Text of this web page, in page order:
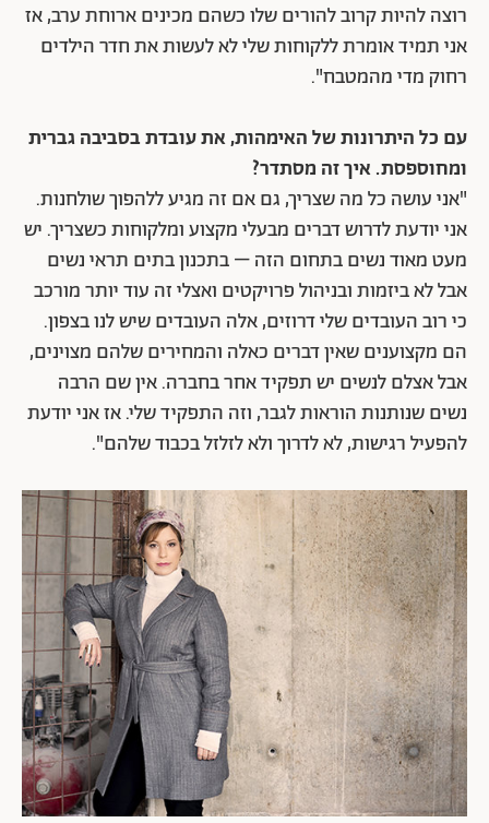
רוצה להיות קרוב להורים שלו כשהם מכינים ארוחת ערב, אז
אני תמיד אומרת ללקוחות שלי לא לעשות את חדר הילדים
רחוק מדי מהמטבח".
עם כל היתרונות של האימהות, את עובדת בסביבה גברית
ומחוספסת. איך זה מסתדר?
"אני עושה כל מה שצריך, גם אם זה מגיע ללהפוך שולחנות.
אני יודעת לדרוש דברים מבעלי מקצוע ומלקוחות כשצריך. יש
מעט מאוד נשים בתחום הזה – בתכנון בתים תראי נשים
אבל לא ביזמות ובניהול פרויקטים ואצלי זה עוד יותר מורכב
כי רוב העובדים שלי דרוזים, אלה העובדים שיש לנו בצפון.
הם מקצוענים שאין דברים כאלה והמחירים שלהם מצוינים,
אבל אצלם לנשים יש תפקיד אחר בחברה. אין שם הרבה
נשים שנותנות הוראות לגבר, וזה התפקיד שלי. אז אני יודעת
להפעיל רגישות, לא לדרוך ולא לזלזל בכבוד שלהם".